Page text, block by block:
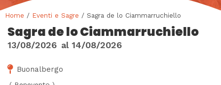
Home / Eventi e Sagre / Sagra de lo Ciammarruchiello
Sagra de lo Ciammarruchiello
13/08/2026 al 14/08/2026
Buonalbergo